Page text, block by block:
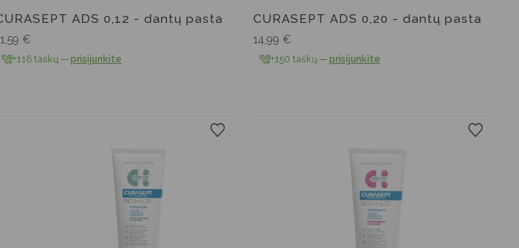
ADS 0,12 - dantų pasta
€
+116 taškų — prisijunkite
CURASEPT ADS 0,20 - dantų pasta
14,99 €
+150 taškų — prisijunkite